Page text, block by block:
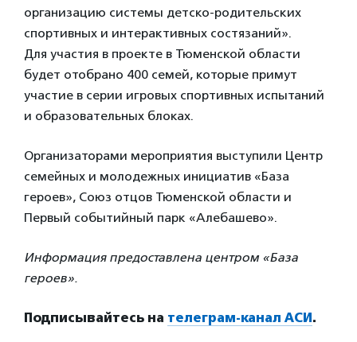
организацию системы детско-родительских
спортивных и интерактивных состязаний».
Для участия в проекте в Тюменской области
будет отобрано 400 семей, которые примут
участие в серии игровых спортивных испытаний
и образовательных блоках.
Организаторами мероприятия выступили Центр
семейных и молодежных инициатив «База
героев», Союз отцов Тюменской области и
Первый событийный парк «Алебашево».
Информация предоставлена центром «База
героев».
Подписывайтесь на телеграм-канал АСИ.